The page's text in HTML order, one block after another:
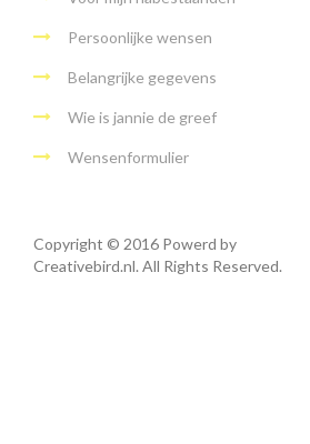
Persoonlijke wensen
Belangrijke gegevens
Wie is jannie de greef
Wensenformulier
Copyright © 2016 Powerd by
Creativebird.nl. All Rights Reserved.